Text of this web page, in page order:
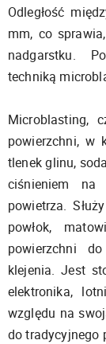
Odległość
mm, co
nadgarstku.
techniką
Microblasting,
powierzchni, w
tlenek glinu,
ciśnieniem na
powietrza.
powłok,
powierzchni
klejenia. Jest
elektronika,
względu na
do tradycyjnego